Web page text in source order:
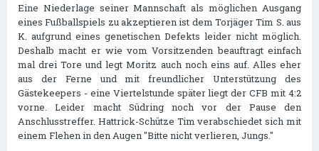
Eine Niederlage seiner Mannschaft als möglichen Ausgang
eines Fußballspiels zu akzeptieren ist dem Torjäger Tim S. aus
K. aufgrund eines genetischen Defekts leider nicht möglich.
Deshalb macht er wie vom Vorsitzenden beauftragt einfach
mal drei Tore und legt Moritz auch noch eins auf. Alles eher
aus der Ferne und mit freundlicher Unterstützung des
Gästekeepers - eine Viertelstunde später liegt der CFB mit 4:2
vorne. Leider macht Südring noch vor der Pause den
Anschlusstreffer. Hattrick-Schütze Tim verabschiedet sich mit
einem Flehen in den Augen "Bitte nicht verlieren, Jungs."